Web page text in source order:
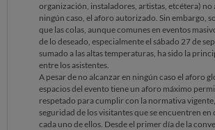
organización, instaladores, artistas, etcétera) no
ningún caso, el aforo autorizado. Sin embargo,
que las colas, aunque comunes en eventos
de lo deseado, especialmente el sábado 27 de
sumado a las altas temperaturas, ha sido la
entre los asistentes.
A pesar de no alcanzar en ningún caso el aforo
espacios del evento tiene un aforo máximo
respetado para cumplir con la normativa
seguridad de los visitantes que se encuentren en
cada uno de ellos. Desde el primer día de la